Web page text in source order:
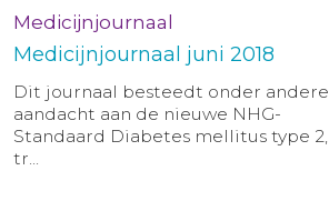
Medicijnjournaal
Medicijnjournaal juni 2018
Dit journaal besteedt onder andere
aandacht aan de nieuwe NHG-
Standaard Diabetes mellitus type 2,
tr...